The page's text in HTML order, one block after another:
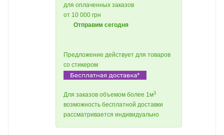
для оплаченных заказов
от 10 000 грн
Отправим сегодня
Предложение действует для товаров
со стикером
Для заказов объемом более 1м3
возможность бесплатной доставки
рассматривается индивидуально